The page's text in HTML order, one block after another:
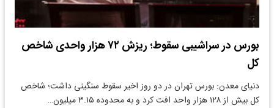
بورس در سراشیبی سقوط؛ ریزش ۷۲ هزار واحدی شاخص
کل
دنیای معدن: بورس تهران در دو روز اخیر سقوط سنگینی داشت؛ شاخص
کل بیش از ۱۲۸ هزار واحد افت کرد و به محدوده ۳.۱۵ میلیون…